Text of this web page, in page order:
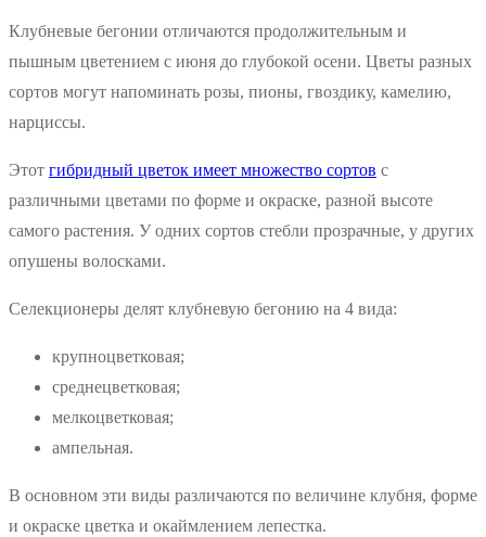
Клубневые бегонии отличаются продолжительным и
пышным цветением с июня до глубокой осени. Цветы разных
сортов могут напоминать розы, пионы, гвоздику, камелию,
нарциссы.
Этот гибридный цветок имеет множество сортов с
различными цветами по форме и окраске, разной высоте
самого растения. У одних сортов стебли прозрачные, у других
опушены волосками.
Селекционеры делят клубневую бегонию на 4 вида:
крупноцветковая;
среднецветковая;
мелкоцветковая;
ампельная.
В основном эти виды различаются по величине клубня, форме
и окраске цветка и окаймлением лепестка.